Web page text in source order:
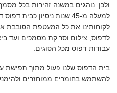
ולכן נוהגים במשנה זהירות בכל
למעלה מ-45 שנות ניסיון
לקוחותינו את כל המעטפת הסובבת
לדפוס, צילום וסריקת מסמכים ועד
עבודות דפוס מכל הסוגים.
בית הדפוס שלנו פעול מתוך תפישת
להשתמש בחומרים ממוחזרים